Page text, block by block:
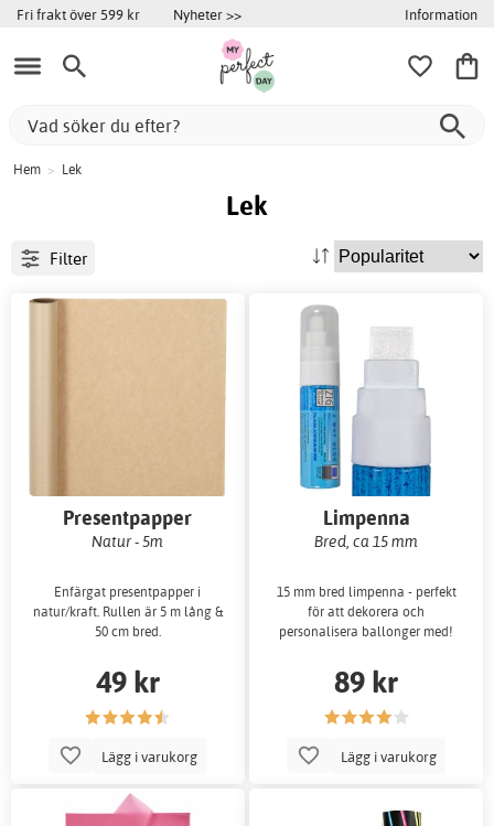
Fri frakt över 599 kr Nyheter >> Information
Hem > Lek
Lek
Filter
Presentpapper
Natur - 5m
Enfärgat presentpapper i
natur/kraft. Rullen är 5 m lång &
50 cm bred.
49 kr
Lägg i varukorg
Limpenna
Bred, ca 15 mm
15 mm bred limpenna - perfekt
för att dekorera och
personalisera ballonger med!
89 kr
Lägg i varukorg